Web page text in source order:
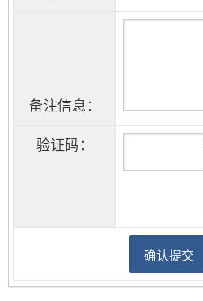
备注信息：
验证码：